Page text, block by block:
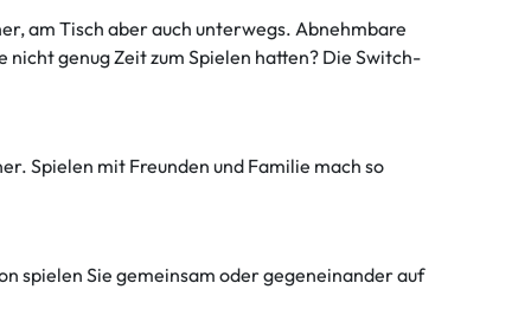
am Tisch aber auch unterwegs. Abnehmbare
nicht genug Zeit zum Spielen hatten? Die Switch-
Spielen mit Freunden und Familie mach so
spielen Sie gemeinsam oder gegeneinander auf